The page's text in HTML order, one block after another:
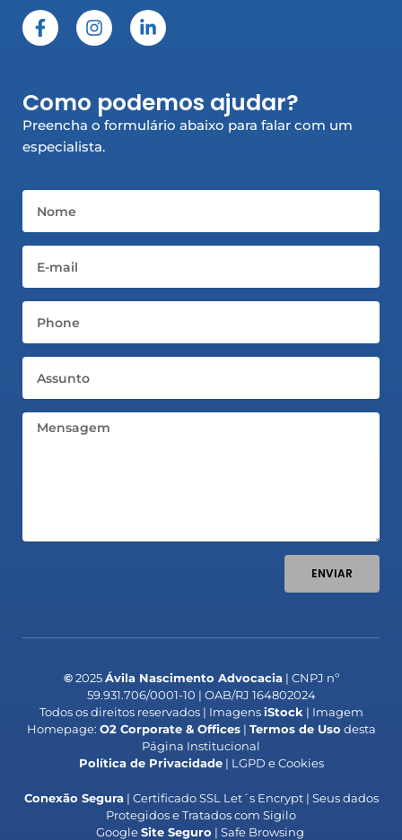
F
a
o
o
k
-
I
n
g
r
a
L
i
d
i
n
Como podemos ajudar?
Preencha o formulário abaixo para falar com um
especialista.
Mensagem
ENVIAR
©2025Ávila Nascimento Advocacia| CNPJ nº
59.931.706/0001-10 | OAB/RJ 164802024
Todos os direitos reservados | ImagensiStock | Imagem
Homepage: O2 Corporate & Offices| Termos de Uso desta
Página Institucional
Política de Privacidade| LGPD e Cookies
Conexão Segura| Certificado SSL Let´s Encrypt | Seus dados
Protegidos e Tratados com Sigilo
GoogleSite Seguro | Safe Browsing